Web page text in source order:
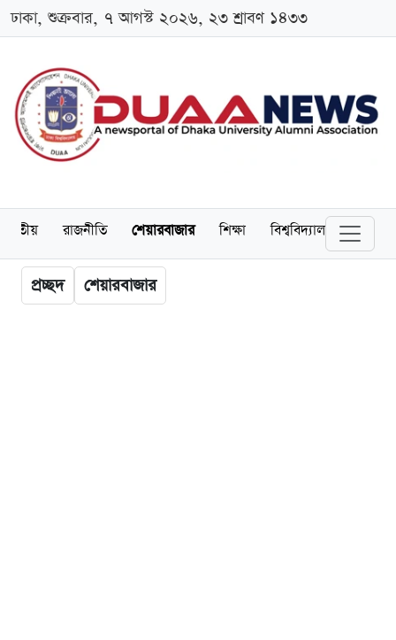
ঢাকা, শুক্রবার, ৭ আগস্ট ২০২৬, ২৩ শ্রাবণ ১৪৩৩
জাতীয় রাজনীতি শেয়ারবাজার শিক্ষা বিশ্ববিদ্যালয়
প্রচ্ছদ শেয়ারবাজার